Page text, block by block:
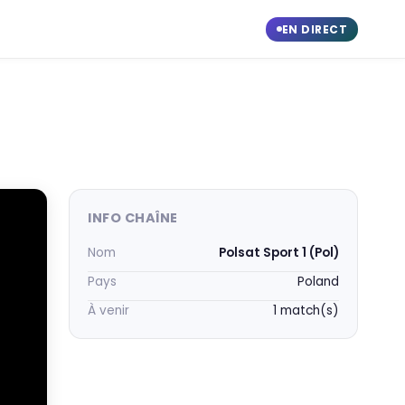
EN DIRECT
INFO CHAÎNE
Nom
Polsat Sport 1 (Pol)
Pays
Poland
À venir
1 match(s)